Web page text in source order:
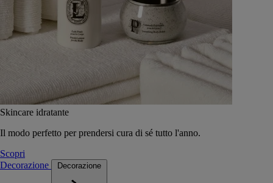
Skincare idratante
Il modo perfetto per prendersi cura di sé tutto l'anno.
Scopri
Decorazione
Decorazione